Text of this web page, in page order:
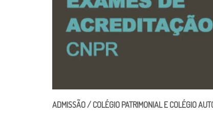
ADMISSÃO / COLÉGIO PATRIMONIAL E COLÉGIO